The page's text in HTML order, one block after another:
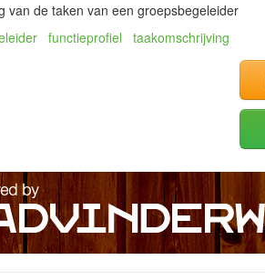
van de taken van een groepsbegeleider
functieprofiel taakomschrijving